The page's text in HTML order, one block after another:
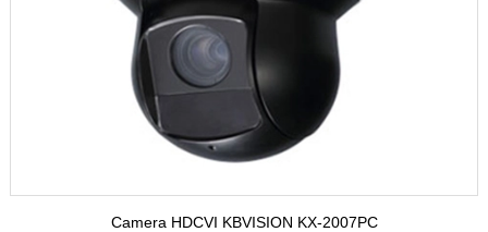
Camera HDCVI KBVISION KX-2007PC